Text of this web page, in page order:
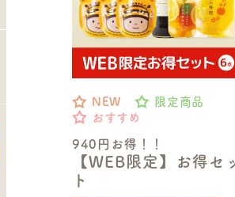
NEW
限定商品
おすすめ
940円お得！！
【WEB限定】お得セ
ト